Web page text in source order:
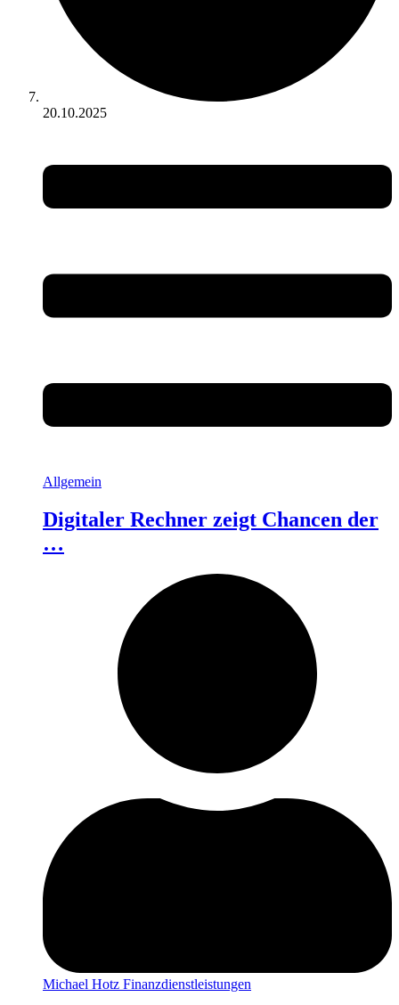
20.10.2025
Allgemein
Digitaler Rechner zeigt Chancen der
…
Michael Hotz Finanzdienstleistungen